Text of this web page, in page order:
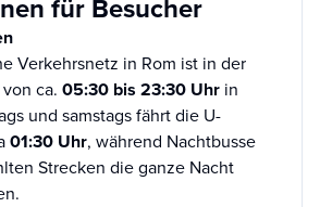
für Besucher
Verkehrsnetz in Rom ist in der
ca. 05:30 bis 23:30 Uhr in
und samstags fährt die U-
01:30 Uhr, während Nachtbusse
Strecken die ganze Nacht